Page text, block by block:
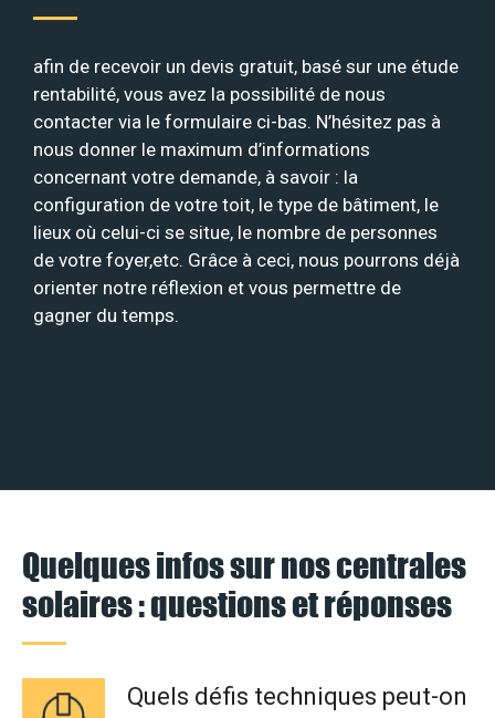
afin de recevoir un devis gratuit, basé sur une étude
rentabilité, vous avez la possibilité de nous
contacter via le formulaire ci-bas. N’hésitez pas à
nous donner le maximum d’informations
concernant votre demande, à savoir : la
configuration de votre toit, le type de bâtiment, le
lieux où celui-ci se situe, le nombre de personnes
de votre foyer,etc. Grâce à ceci, nous pourrons déjà
orienter notre réflexion et vous permettre de
gagner du temps.
Quelques infos sur nos centrales
solaires : questions et réponses
Quels défis techniques peut-on